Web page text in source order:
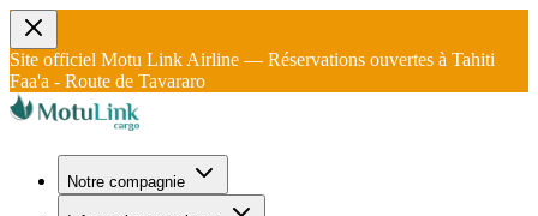
Site officiel Motu Link Airline — Réservations ouvertes à Tahiti
Faa'a - Route de Tavararo
Notre compagnie